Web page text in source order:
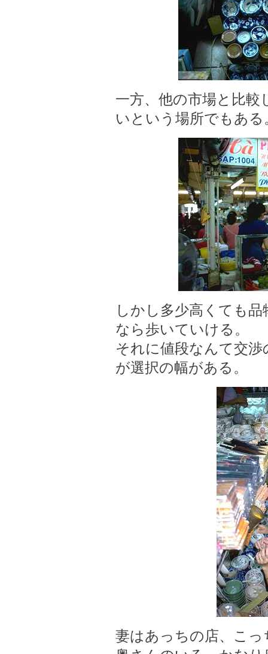
一方、他の市場と比較
いという場所でもある
しかし多少高くても
なら歩いていける。
それに値段なんて交
が選択の幅がある。
妻はあっちの店、こ